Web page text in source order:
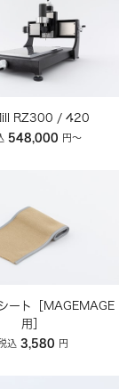
RZ300 / 420
548,000 円〜
ート［MAGEMAGE
用］
込 3,580 円